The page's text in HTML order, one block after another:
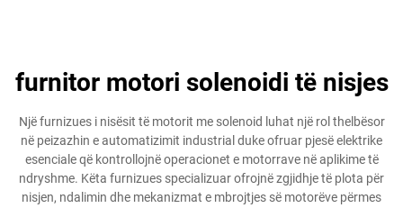
furnitor motori solenoidi të nisjes
Një furnizues i nisësit të motorit me solenoid luhat një rol thelbësor
në peizazhin e automatizimit industrial duke ofruar pjesë elektrike
esenciale që kontrollojnë operacionet e motorrave në aplikime të
ndryshme. Këta furnizues specializuar ofrojnë zgjidhje të plota për
nisjen, ndalimin dhe mekanizmat e mbrojtjes së motorëve përmes